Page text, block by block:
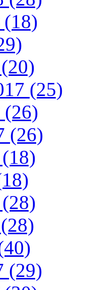
(18)
(25)
(26)
(26)
(29)